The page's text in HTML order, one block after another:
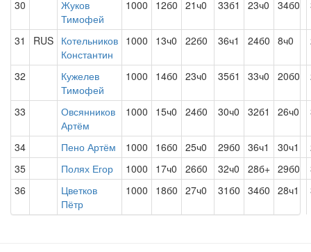
30
Жуков
Тимофей
1000 12б0 21ч0 33б1 23ч0 34б0
31 RUS Котельников
Константин
1000 13ч0 22б0 36ч1 24б0 8ч0
32
Кужелев
Тимофей
1000 14б0 23ч0 35б1 33ч0 20б0
33
Овсянников
Артём
1000 15ч0 24б0 30ч0 32б1 26ч0
34 Пено Артём 1000 16б0 25ч0 29б0 36ч1 30ч1
35
Полях Егор 1000 17ч0 26б0 32ч0 28б+ 29б0
36
Цветков
Пётр
1000 18б0 27ч0 31б0 34б0 28ч1